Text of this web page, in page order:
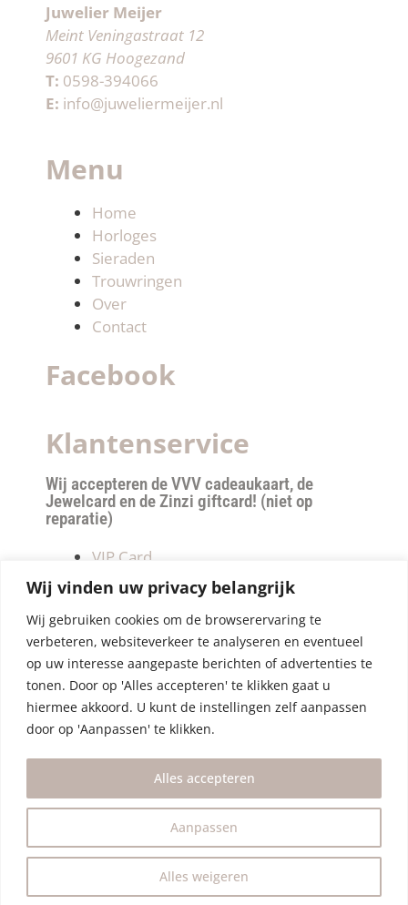
Wij vinden uw privacy belangrijk
Wij gebruiken cookies om de browserervaring te
verbeteren, websiteverkeer te analyseren en eventueel
op uw interesse aangepaste berichten of advertenties te
tonen. Door op 'Alles accepteren' te klikken gaat u
hiermee akkoord. U kunt de instellingen zelf aanpassen
door op 'Aanpassen' te klikken.
Aanpassen
Alles weigeren
Alles accepteren
Juwelier Meijer
Meint Veningastraat 12
9601 KG Hoogezand
T: 0598-394066
E: info@juweliermeijer.nl
Menu
Home
Horloges
Sieraden
Trouwringen
Over
Contact
Facebook
Klantenservice
Wij accepteren de VVV cadeaukaart, de
Jewelcard en de Zinzi giftcard! (niet op
reparatie)
VIP Card
Retourneren
Betalen & verzendkosten
Privacy Policy
Algemene Voorwaarden